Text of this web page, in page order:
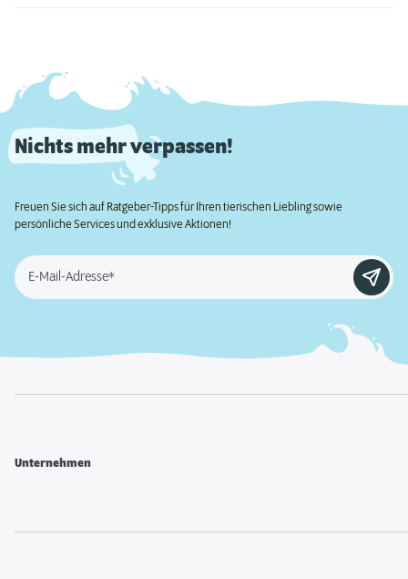
Nichts mehr verpassen!
Freuen Sie sich auf Ratgeber-Tipps für Ihren tierischen Liebling sowie
persönliche Services und exklusive Aktionen!
E-Mail-Adresse*
Unternehmen